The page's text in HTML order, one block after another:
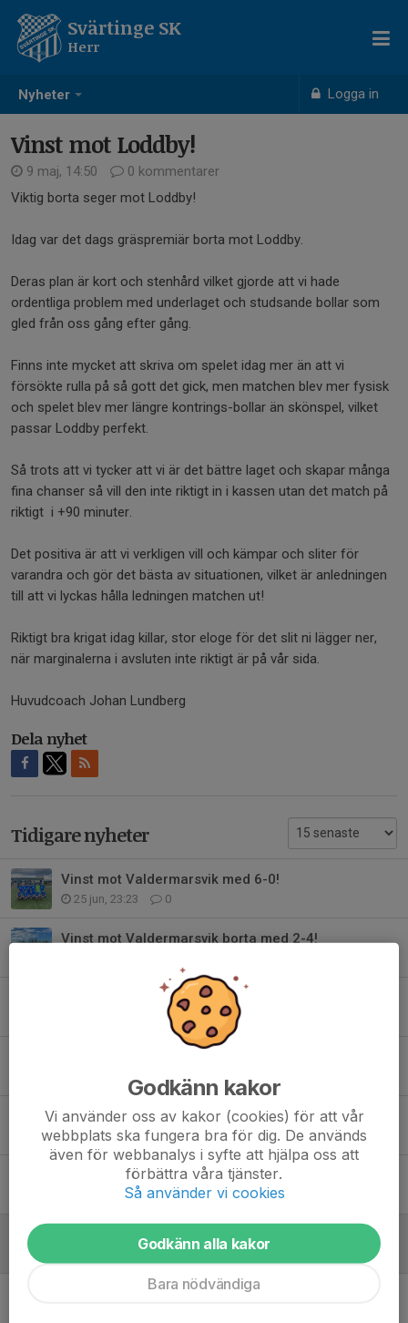
Nyheter Logga in
Svärtinge SK
Herr
Vinst mot Loddby!
9 maj, 14:50
0 kommentarer
Viktig borta seger mot Loddby!
Idag var det dags gräspremiär borta mot Loddby.
Deras plan är kort och stenhård vilket gjorde att vi hade
ordentliga problem med underlaget och studsande bollar som
gled från oss gång efter gång.
Finns inte mycket att skriva om spelet idag mer än att vi
försökte rulla på så gott det gick, men matchen blev mer fysisk
och spelet blev mer längre kontrings-bollar än skönspel, vilket
passar Loddby perfekt.
Så trots att vi tycker att vi är det bättre laget och skapar många
fina chanser så vill den inte riktigt in i kassen utan det match på
riktigt i +90 minuter.
Det positiva är att vi verkligen vill och kämpar och sliter för
varandra och gör det bästa av situationen, vilket är anledningen
till att vi lyckas hålla ledningen matchen ut!
Riktigt bra krigat idag killar, stor eloge för det slit ni lägger ner,
när marginalerna i avsluten inte riktigt är på vår sida.
Huvudcoach Johan Lundberg
Dela nyhet
Tidigare nyheter
Vinst mot Valdermarsvik med 6-0!
25 jun, 23:23 0
Vinst mot Valdermarsvik borta med 2-4!
Vinst mot Azech med 7-1!
0
Vinst mot Kuddby med 1-4!
20 maj, 23:35 0
Vinst mot Lindö med 6-1!
14 maj, 19:25 0
0
Vinst mot Saltängen!
Godkänn kakor
Vi använder oss av kakor (cookies) för att vår
webbplats ska fungera bra för dig. De används
även för webbanalys i syfte att hjälpa oss att
förbättra våra tjänster.
Så använder vi cookies
Godkänn alla kakor
Bara nödvändiga